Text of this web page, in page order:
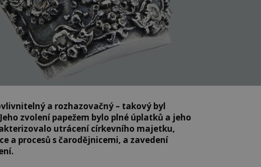
a rozhazovačný – takový byl
zvolení papežem bylo plné úplatků a jeho
utrácení církevního majetku,
a procesů s čarodějnicemi, a zavedení